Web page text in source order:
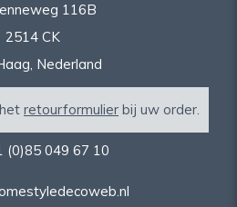
116B
2514 CK
Nederland
retourformulier bij uw order.
(0)85 049 67 10